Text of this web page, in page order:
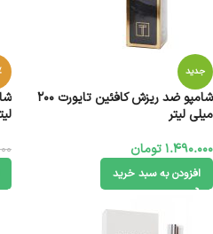
جدید
شامپو ضد ریزش کافئین تایورت 200
میلی لیتر
1.490.000تومان
افزودن به سبد خرید